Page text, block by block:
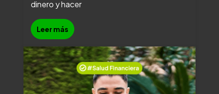
dinero y hacer
Leer más